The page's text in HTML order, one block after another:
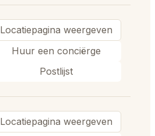
Locatiepagina weergeven
Huur een conciërge
Postlijst
Locatiepagina weergeven